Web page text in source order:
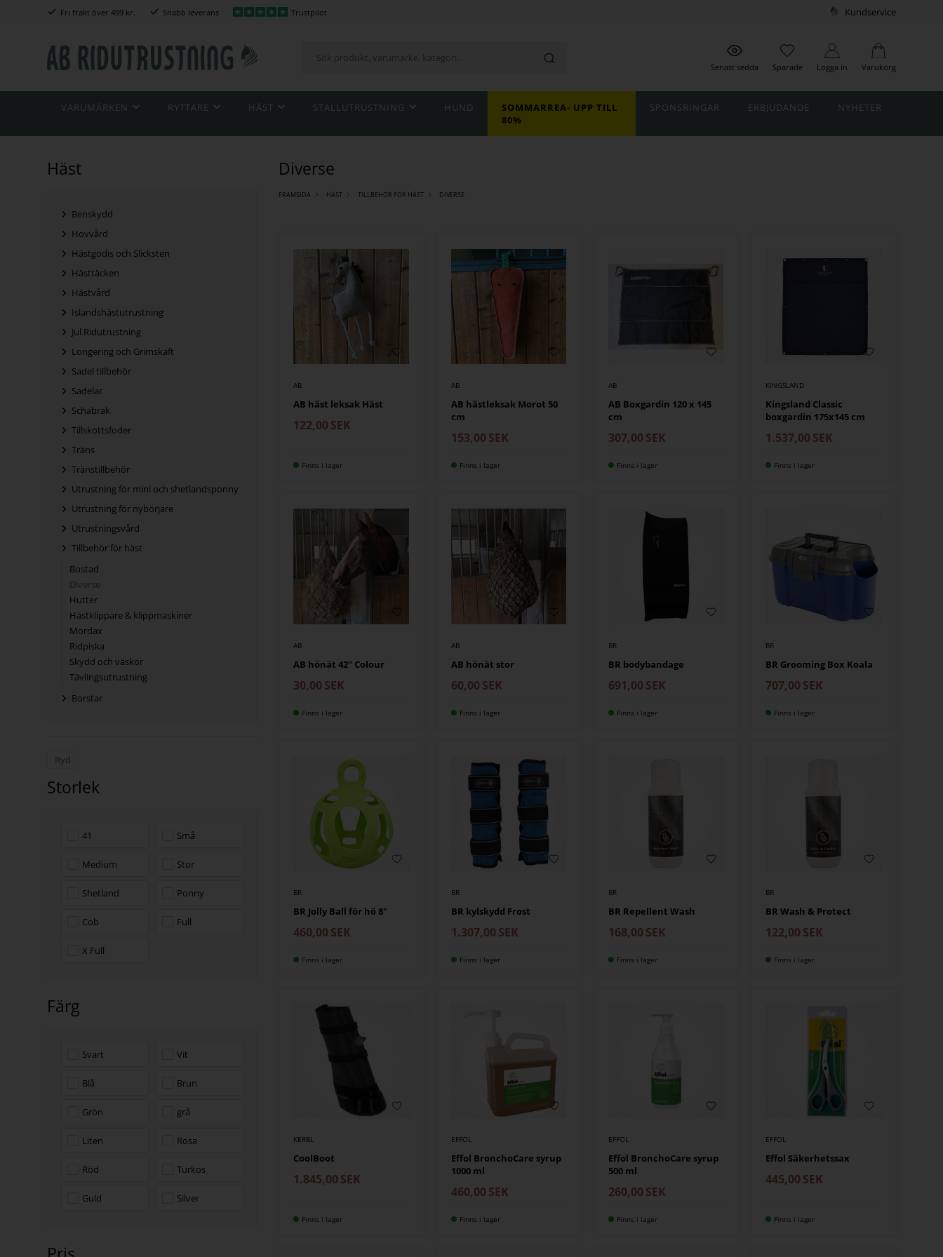
Fri frakt över 499 kr. Snabb leverans Trustpilot Kundservice
Senast sedda Sparade Logga in Varukorg
VARUMÄRKEN RYTTARE HÄST STALLUTRUSTNING HUND
SOMMARREA- UPP TILL
80%
SPONSRINGAR ERBJUDANDE NYHETER
Häst
Benskydd
Hovvård
Hästgodis och Slicksten
Hästtäcken
Hästvård
Islandshästutrustning
Jul Ridutrustning
Longering och Grimskaft
Sadel tillbehör
Sadelar
Schabrak
Tillskottsfoder
Träns
Tränstillbehör
Utrustning för mini och shetlandsponny
Utrustning för nybörjare
Utrustningsvård
Tillbehör för häst
Bostad
Diverse
Hutter
Hästklippare & klippmaskiner
Mordax
Ridpiska
Skydd och väskor
Tävlingsutrustning
Borstar
Ryd
Storlek
41 Små
Medium Stor
Shetland Ponny
Cob Full
X Full
Färg
Svart Vit
Blå Brun
Grön grå
Liten Rosa
Röd Turkos
Guld Silver
Diverse
FRAMSIDA HÄST TILLBEHÖR FÖR HÄST DIVERSE
AB
AB häst leksak Häst
122,00 SEK
Finns i lager
AB
AB hästleksak Morot 50
cm
153,00 SEK
Finns i lager
AB
AB Boxgardin 120 x 145
cm
307,00 SEK
Finns i lager
KINGSLAND
Kingsland Classic
boxgardin 175x145 cm
1.537,00 SEK
Finns i lager
AB
AB hönät 42" Colour
30,00 SEK
Finns i lager
AB
AB hönät stor
60,00 SEK
Finns i lager
BR
BR bodybandage
691,00 SEK
Finns i lager
BR
BR Grooming Box Koala
707,00 SEK
Finns i lager
BR
BR Jolly Ball för hö 8"
460,00 SEK
Finns i lager
BR
BR kylskydd Frost
1.307,00 SEK
Finns i lager
BR
BR Repellent Wash
168,00 SEK
Finns i lager
BR
BR Wash & Protect
122,00 SEK
Finns i lager
KERBL
CoolBoot
1.845,00 SEK
Finns i lager
EFFOL
Effol BronchoCare syrup
1000 ml
460,00 SEK
Finns i lager
EFFOL
Effol BronchoCare syrup
500 ml
260,00 SEK
Finns i lager
EFFOL
Effol Säkerhetssax
445,00 SEK
Finns i lager